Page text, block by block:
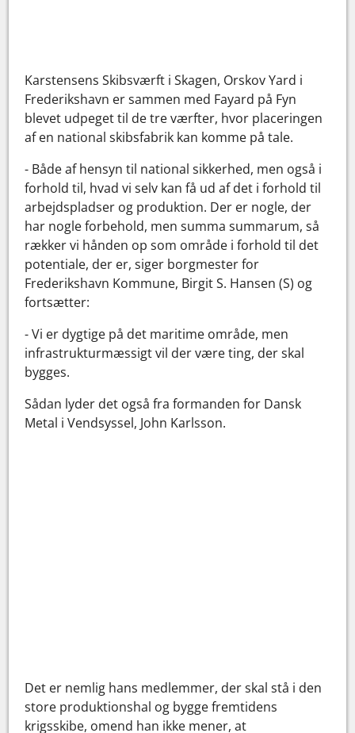
Karstensens Skibsværft i Skagen, Orskov Yard i
Frederikshavn er sammen med Fayard på Fyn
blevet udpeget til de tre værfter, hvor placeringen
af en national skibsfabrik kan komme på tale.
- Både af hensyn til national sikkerhed, men også i
forhold til, hvad vi selv kan få ud af det i forhold til
arbejdspladser og produktion. Der er nogle, der
har nogle forbehold, men summa summarum, så
rækker vi hånden op som område i forhold til det
potentiale, der er, siger borgmester for
Frederikshavn Kommune, Birgit S. Hansen (S) og
fortsætter:
- Vi er dygtige på det maritime område, men
infrastrukturmæssigt vil der være ting, der skal
bygges.
Sådan lyder det også fra formanden for Dansk
Metal i Vendsyssel, John Karlsson.
Det er nemlig hans medlemmer, der skal stå i den
store produktionshal og bygge fremtidens
krigsskibe, omend han ikke mener, at